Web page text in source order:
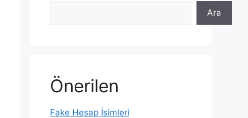
Ara
Önerilen
Fake Hesap İsimleri